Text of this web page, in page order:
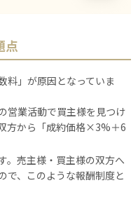
点
料」が原因となっていま
営業活動で買主様を見つけ
方から「成約価格×3%＋6
。売主様・買主様の双方へ
で、このような報酬制度と